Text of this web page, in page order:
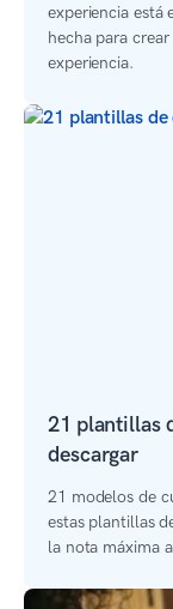
experiencia está
hecha para
experiencia.
21 plantillas
descargar
21 modelos de
estas plantillas
la nota máxima